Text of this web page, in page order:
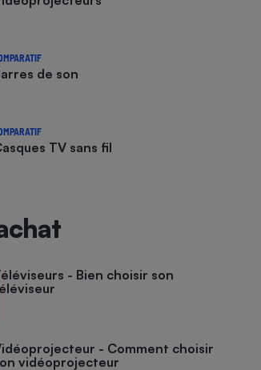
de son
TV sans fil
- Bien choisir son
- Comment choisir
vidéoprojecteur